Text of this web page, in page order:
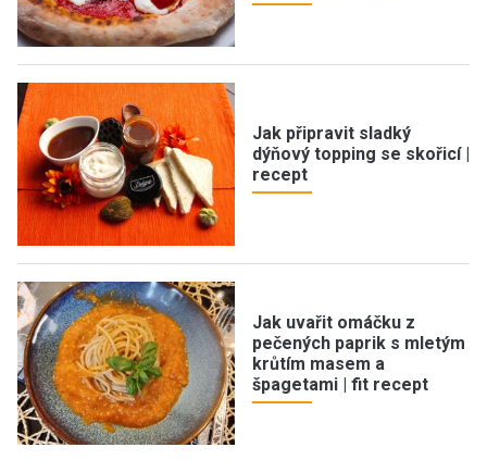
Jak připravit sladký
dýňový topping se skořicí |
recept
Jak uvařit omáčku z
pečených paprik s mletým
krůtím masem a
špagetami | fit recept